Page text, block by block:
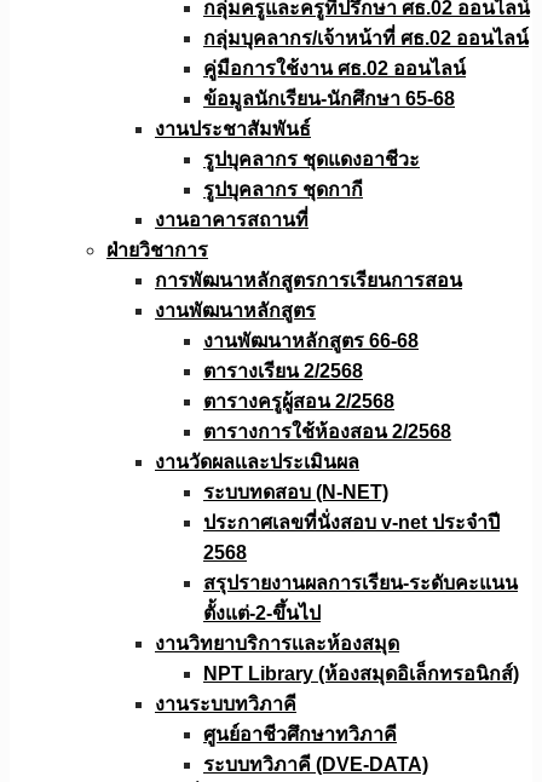
กลุ่มครูและครูที่ปรึกษา ศธ.02 ออนไลน์
กลุ่มบุคลากร/เจ้าหน้าที่ ศธ.02 ออนไลน์
คู่มือการใช้งาน ศธ.02 ออนไลน์
ข้อมูลนักเรียน-นักศึกษา 65-68
งานประชาสัมพันธ์
รูปบุคลากร ชุดแดงอาชีวะ
รูปบุคลากร ชุดกากี
งานอาคารสถานที่
ฝ่ายวิชาการ
การพัฒนาหลักสูตรการเรียนการสอน
งานพัฒนาหลักสูตร
งานพัฒนาหลักสูตร 66-68
ตารางเรียน 2/2568
ตารางครูผู้สอน 2/2568
ตารางการใช้ห้องสอน 2/2568
งานวัดผลเเละประเมินผล
ระบบทดสอบ (N-NET)
ประกาศเลขที่นั่งสอบ v-net ประจำปี
2568
สรุปรายงานผลการเรียน-ระดับคะแนน
ตั้งแต่-2-ขึ้นไป
งานวิทยาบริการเเละห้องสมุด
NPT Library (ห้องสมุดอิเล็กทรอนิกส์)
งานระบบทวิภาคี
ศูนย์อาชีวศึกษาทวิภาคี
ระบบทวิภาคี (DVE-DATA)